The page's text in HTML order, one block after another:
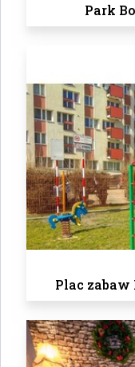
Park
Plac